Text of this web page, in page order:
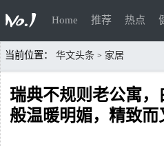
Home 推荐 热点
当前位置： 华文头条 > 家居
瑞典不规则老公寓
般温暖明媚，精致而